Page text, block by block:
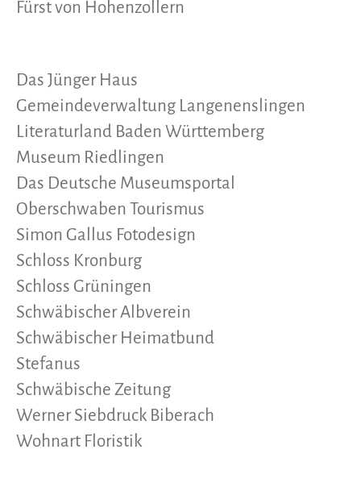
Fürst von Hohenzollern
Das Jünger Haus
Gemeindeverwaltung Langenenslingen
Literaturland Baden Württemberg
Museum Riedlingen
Das Deutsche Museumsportal
Oberschwaben Tourismus
Simon Gallus Fotodesign
Schloss Kronburg
Schloss Grüningen
Schwäbischer Albverein
Schwäbischer Heimatbund
Stefanus
Schwäbische Zeitung
Werner Siebdruck Biberach
Wohnart Floristik